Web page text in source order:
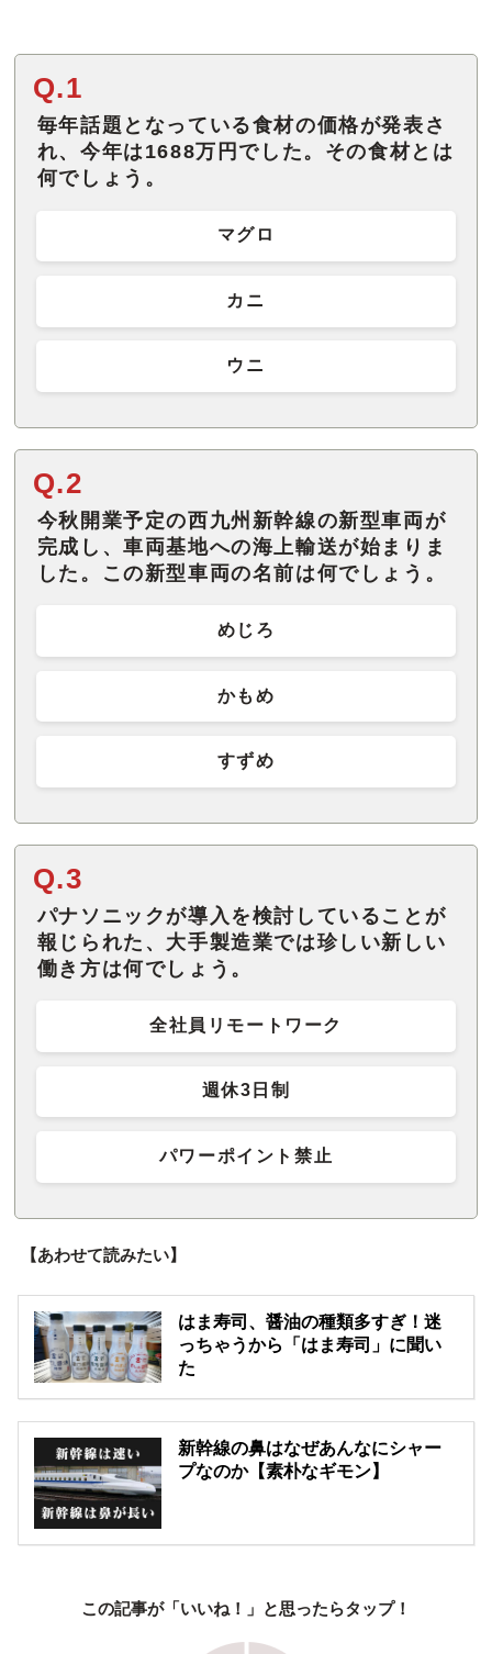
Q.1
毎年話題となっている食材の価格が発表さ
れ、今年は1688万円でした。その食材とは
何でしょう。
マグロ
カニ
ウニ
Q.2
今秋開業予定の西九州新幹線の新型車両が
完成し、車両基地への海上輸送が始まりま
した。この新型車両の名前は何でしょう。
めじろ
かもめ
すずめ
Q.3
パナソニックが導入を検討していることが
報じられた、大手製造業では珍しい新しい
働き方は何でしょう。
全社員リモートワーク
週休3日制
パワーポイント禁止
【あわせて読みたい】
はま寿司、醤油の種類多すぎ！迷
っちゃうから「はま寿司」に聞い
た
新幹線の鼻はなぜあんなにシャー
プなのか【素朴なギモン】
この記事が「いいね！」と思ったらタップ！